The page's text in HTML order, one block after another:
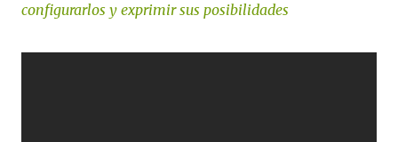
configurarlos y exprimir sus posibilidades